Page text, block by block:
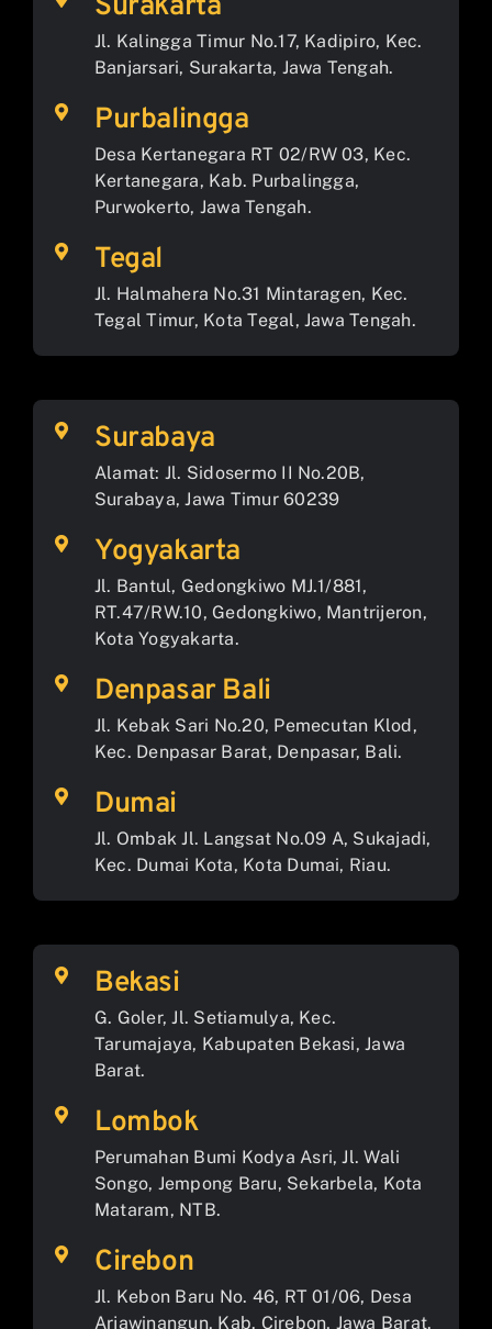
Surakarta
Jl. Kalingga Timur No.17, Kadipiro, Kec.
Banjarsari, Surakarta, Jawa Tengah.
Purbalingga
Desa Kertanegara RT 02/RW 03, Kec.
Kertanegara, Kab. Purbalingga,
Purwokerto, Jawa Tengah.
Tegal
Jl. Halmahera No.31 Mintaragen, Kec.
Tegal Timur, Kota Tegal, Jawa Tengah.
Surabaya
Alamat: Jl. Sidosermo II No.20B,
Surabaya, Jawa Timur 60239
Yogyakarta
Jl. Bantul, Gedongkiwo MJ.1/881,
RT.47/RW.10, Gedongkiwo, Mantrijeron,
Kota Yogyakarta.
Denpasar Bali
Jl. Kebak Sari No.20, Pemecutan Klod,
Kec. Denpasar Barat, Denpasar, Bali.
Dumai
Jl. Ombak Jl. Langsat No.09 A, Sukajadi,
Kec. Dumai Kota, Kota Dumai, Riau.
Bekasi
G. Goler, Jl. Setiamulya, Kec.
Tarumajaya, Kabupaten Bekasi, Jawa
Barat.
Lombok
Perumahan Bumi Kodya Asri, Jl. Wali
Songo, Jempong Baru, Sekarbela, Kota
Mataram, NTB.
Cirebon
Jl. Kebon Baru No. 46, RT 01/06, Desa
Arjawinangun, Kab. Cirebon, Jawa Barat.